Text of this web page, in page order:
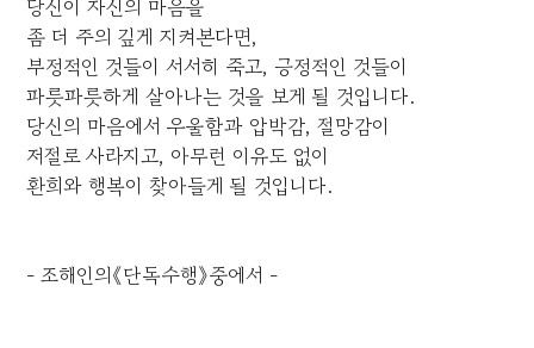
당신이 자신의 마음을
좀 더 주의 깊게 지켜본다면,
부정적인 것들이 서서히 죽고, 긍정적인 것들이
파릇파릇하게 살아나는 것을 보게 될 것입니다.
당신의 마음에서 우울함과 압박감, 절망감이
저절로 사라지고, 아무런 이유도 없이
환희와 행복이 찾아들게 될 것입니다.
- 조해인의《단독수행》중에서 -